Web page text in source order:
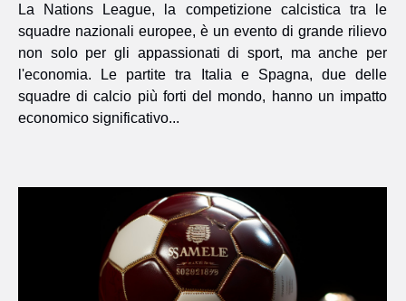
La Nations League, la competizione calcistica tra le
squadre nazionali europee, è un evento di grande rilievo
non solo per gli appassionati di sport, ma anche per
l'economia. Le partite tra Italia e Spagna, due delle
squadre di calcio più forti del mondo, hanno un impatto
economico significativo...